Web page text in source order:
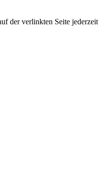
der verlinkten Seite